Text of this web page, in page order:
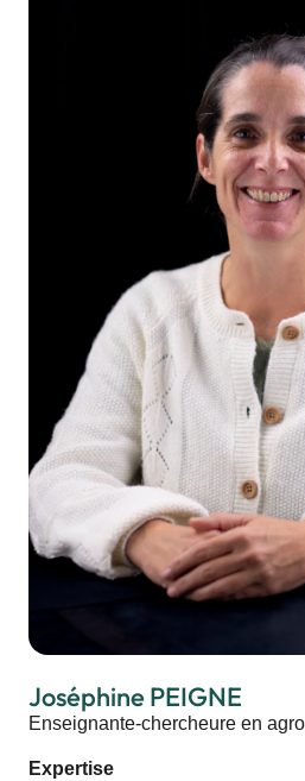
Joséphine PEIGNE
Enseignante-chercheure en
Expertise